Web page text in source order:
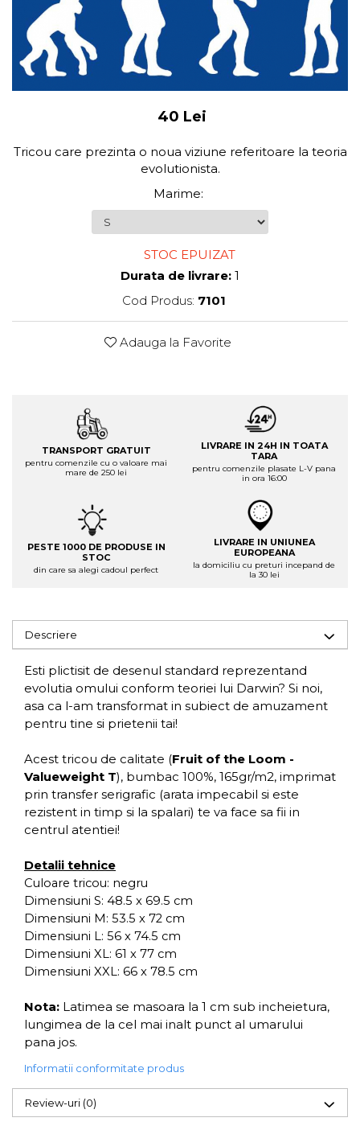
40 Lei
Tricou care prezinta o noua viziune referitoare la teoria
evolutionista.
Marime:
STOC EPUIZAT
Durata de livrare: 1
Cod Produs: 7101
Adauga la Favorite
TRANSPORT GRATUIT
pentru comenzile cu o valoare mai
mare de 250 lei
LIVRARE IN 24H IN TOATA
TARA
pentru comenzile plasate L-V pana
in ora 16:00
PESTE 1000 DE PRODUSE IN
STOC
din care sa alegi cadoul perfect
LIVRARE IN UNIUNEA
EUROPEANA
la domiciliu cu preturi incepand de
la 30 lei
Descriere
Esti plictisit de desenul standard reprezentand
evolutia omului conform teoriei lui Darwin? Si noi,
asa ca l-am transformat in subiect de amuzament
pentru tine si prietenii tai!
Acest tricou de calitate (Fruit of the Loom -
Valueweight T), bumbac 100%, 165gr/m2, imprimat
prin transfer serigrafic (arata impecabil si este
rezistent in timp si la spalari) te va face sa fii in
centrul atentiei!
Detalii tehnice
Culoare tricou: negru
Dimensiuni S: 48.5 x 69.5 cm
Dimensiuni M: 53.5 x 72 cm
Dimensiuni L: 56 x 74.5 cm
Dimensiuni XL: 61 x 77 cm
Dimensiuni XXL: 66 x 78.5 cm
Nota: Latimea se masoara la 1 cm sub incheietura,
lungimea de la cel mai inalt punct al umarului
pana jos.
Informatii conformitate produs
Review-uri (0)